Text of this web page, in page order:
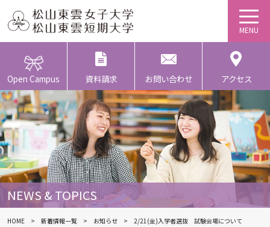
Open Campus 資料請求 お問い合わせ アクセス
NEWS & TOPICS
HOME 新着情報一覧 お知らせ 2/21(金)入学者選抜 試験会場について